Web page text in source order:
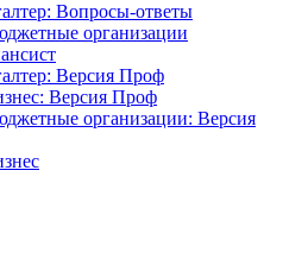
Вопросы-ответы
организации
Версия Проф
Версия Проф
организации: Версия